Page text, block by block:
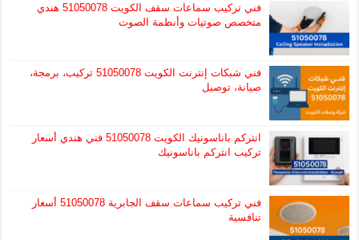
فني تركيب سماعات سقف الكويت 51050078 هندي
متخصص صوتيات وأنظمة الصوت
فني شبكات إنترنت الكويت 51050078 تركيب، برمجة،
صيانة، توصيل
انتركم باناسونيك الكويت 51050078 فني هندي أسعار
تركيب انتركم باناسونيك
فني تركيب سماعات سقف الجابرية 51050078 أسعار
تنافسية